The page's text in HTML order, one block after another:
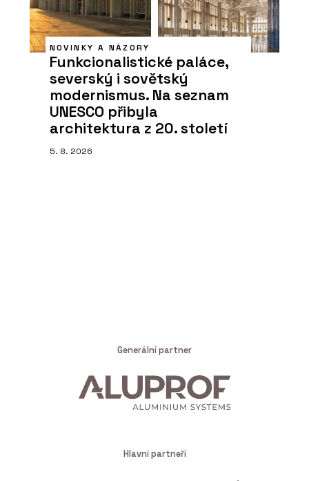
NOVINKY A NÁZORY
Funkcionalistické paláce,
severský i sovětský
modernismus. Na seznam
UNESCO přibyla
architektura z 20. století
5. 8. 2026
Generální partner
Hlavní partneři